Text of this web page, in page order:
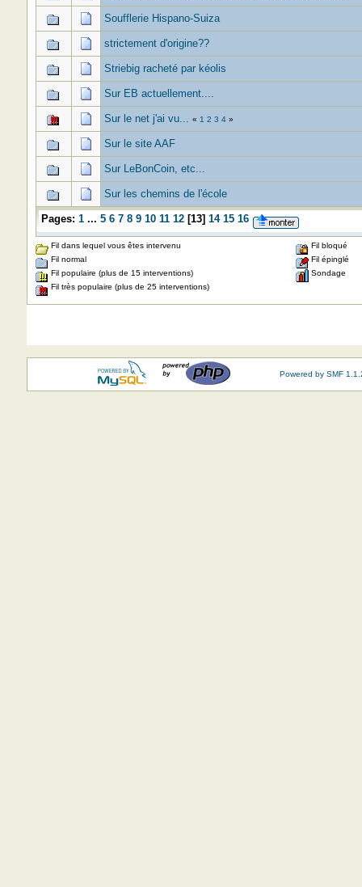
Soufflerie Hispano-Suiza
strictement d'origine??
Striebig racheté par kéolis
Sur EB actuellement....
Sur le net j'ai vu... « 1 2 3 4»
Sur le site AAF
Sur LeBonCoin, etc...
Sur les chemins de l'école
Pages: 1 ... 5 6 7 8 9 10 11 12[13] 14 15 16
Fil dans lequel vous êtes intervenu
Fil normal
Fil populaire (plus de 15 interventions)
Fil très populaire (plus de 25 interventions)
Fil bloqué
Fil épinglé
Sondage
Powered by SMF